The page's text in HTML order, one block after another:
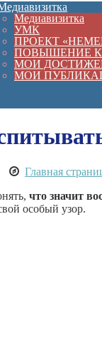
Медиавизитка
УМК
ПРОЕКТ
ПОВЫШЕНИЕ
МОИ
МОИ
Главная
что значит
особый узор.